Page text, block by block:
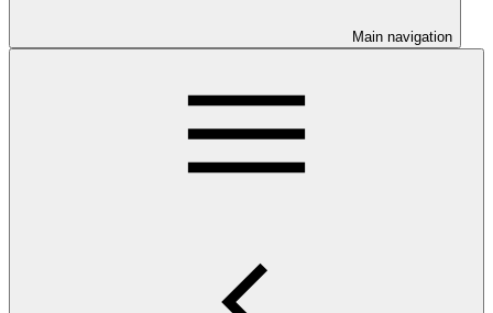
Main navigation